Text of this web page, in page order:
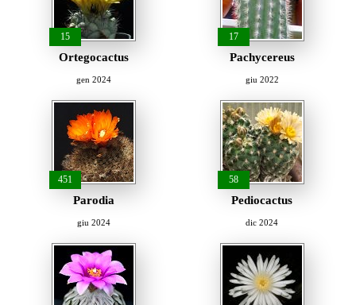
15
Ortegocactus
gen 2024
17
Pachycereus
giu 2022
451
Parodia
giu 2024
58
Pediocactus
dic 2024